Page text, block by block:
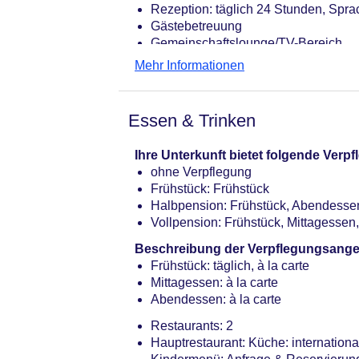
Rezeption: täglich 24 Stunden,
Gästebetreuung
Gemeinschaftslounge/TV-Bereich
Gartenanlage
Pool: Outdoor, Süßwasser,
Pool „Garden Pool - Relaxation“:
Badetücher: ohne Gebühr
Minimarkt, Boutique
Internet: WLAN/WiFi, im gesamten
Waschsalon: gegen Gebühr,
Concierge Service, Gepäckservice
Zahlungsarten: TUI Card / VISA,
Pflicht
Haustier: Hund erlaubt: pro Nacht
notwendig
Businesscenter: täglich, ohne Gebühr
Gebäudeanzahl: 3, Etagen: 4,
Mehr Informationen
Essen & Trinken
Ihre Unterkunft bietet folgende
ohne Verpflegung
Frühstück: Frühstück
Halbpension: Frühstück,
Vollpension: Frühstück,
Beschreibung der
Frühstück: täglich, à la carte
Mittagessen: à la carte
Abendessen: à la carte
Restaurants: 2
Hauptrestaurant: Küche: